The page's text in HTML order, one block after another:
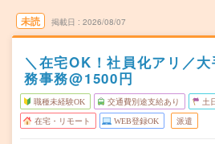
未読 掲載日 2026/08/07
＼在宅OK！社員化アリ／
務事務@1500円
職種未経験OK 交通費別途支給あり 土
在宅・リモート WEB登録OK 派遣